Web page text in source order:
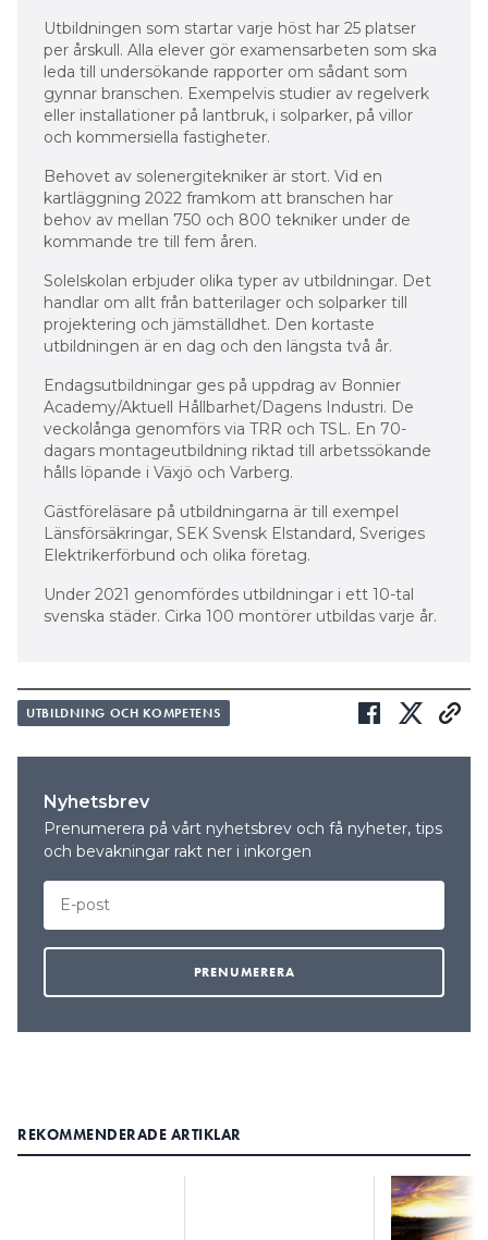
Utbildningen som startar varje höst har 25 platser
per årskull. Alla elever gör examensarbeten som ska
leda till undersökande rapporter om sådant som
gynnar branschen. Exempelvis studier av regelverk
eller installationer på lantbruk, i solparker, på villor
och kommersiella fastigheter.
Behovet av solenergitekniker är stort. Vid en
kartläggning 2022 framkom att branschen har
behov av mellan 750 och 800 tekniker under de
kommande tre till fem åren.
Solelskolan erbjuder olika typer av utbildningar. Det
handlar om allt från batterilager och solparker till
projektering och jämställdhet. Den kortaste
utbildningen är en dag och den längsta två år.
Endagsutbildningar ges på uppdrag av Bonnier
Academy/Aktuell Hållbarhet/Dagens Industri. De
veckolånga genomförs via TRR och TSL. En 70-
dagars montageutbildning riktad till arbetssökande
hålls löpande i Växjö och Varberg.
Gästföreläsare på utbildningarna är till exempel
Länsförsäkringar, SEK Svensk Elstandard, Sveriges
Elektrikerförbund och olika företag.
Under 2021 genomfördes utbildningar i ett 10-tal
svenska städer. Cirka 100 montörer utbildas varje år.
UTBILDNING OCH KOMPETENS
Nyhetsbrev
Prenumerera på vårt nyhetsbrev och få nyheter, tips
och bevakningar rakt ner i inkorgen
REKOMMENDERADE ARTIKLAR